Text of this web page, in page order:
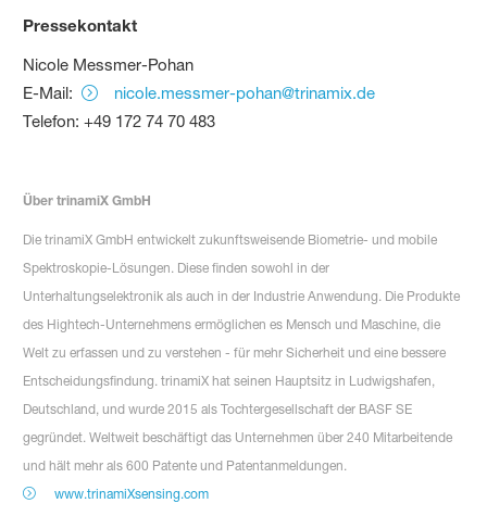
Pressekontakt
Nicole Messmer-Pohan
E-Mail:
nicole.messmer-pohan@trinamix.de
Telefon: +49 172 74 70 483
Über trinamiX GmbH
Die trinamiX GmbH entwickelt zukunftsweisende Biometrie- und mobile
Spektroskopie-Lösungen. Diese finden sowohl in der
Unterhaltungselektronik als auch in der Industrie Anwendung. Die Produkte
des Hightech-Unternehmens ermöglichen es Mensch und Maschine, die
Welt zu erfassen und zu verstehen - für mehr Sicherheit und eine bessere
Entscheidungsfindung. trinamiX hat seinen Hauptsitz in Ludwigshafen,
Deutschland, und wurde 2015 als Tochtergesellschaft der BASF SE
gegründet. Weltweit beschäftigt das Unternehmen über 240 Mitarbeitende
und hält mehr als 600 Patente und Patentanmeldungen.
www.trinamiXsensing.com